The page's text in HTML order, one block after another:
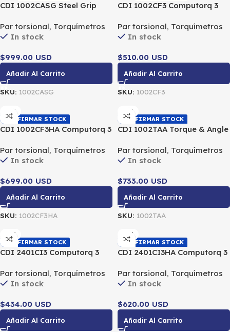
CDI 1002CASG Steel Grip
3/8″ DR 5-100 LbFt / 6.8-
135.6 Nm
Par torsional, Torquímetros
In stock
$999.00 USD
Añadir Al Carrito
SKU: 1002CASG
CDI 1002CF3 Computorq 3
3/8″ DR 10-100 LbFt / 13.6-
135.6 Nm
Par torsional, Torquímetros
In stock
$510.00 USD
Añadir Al Carrito
SKU: 1002CF3
CDI
CONFIRMAR STOCK
CDI 1002CF3HA Computorq 3
High Accuracy 3/8″ DR 10-
100 LbFt / 13.6-135.6 Nm
Par torsional, Torquímetros
In stock
$699.00 USD
Añadir Al Carrito
SKU: 1002CF3HA
CDI
CONFIRMAR STOCK
CDI 1002TAA Torque & Angle
10-100 LbFt / 12.6-135.6 Nm
Par torsional, Torquímetros
In stock
$733.00 USD
Añadir Al Carrito
SKU: 1002TAA
CDI
CONFIRMAR STOCK
CDI 2401CI3 Computorq 3
1/4″ DR 24-240 LbIn / 2.7-
27.1 Nm
Par torsional, Torquímetros
In stock
$434.00 USD
Añadir Al Carrito
CDI
CONFIRMAR STOCK
CDI 2401CI3HA Computorq 3
1/4″ DR 24-240 LbIn / 2.7-
27.1 Nm
Par torsional, Torquímetros
In stock
$620.00 USD
Añadir Al Carrito